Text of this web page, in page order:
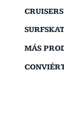
CRUISERS
MÁS